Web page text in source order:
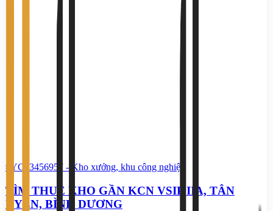
#YC43456957 - Kho xưởng, khu công nghiệp
TÌM THUÊ KHO GẦN KCN VSIP IIA, TÂN
UYÊN, BÌNH DƯƠNG